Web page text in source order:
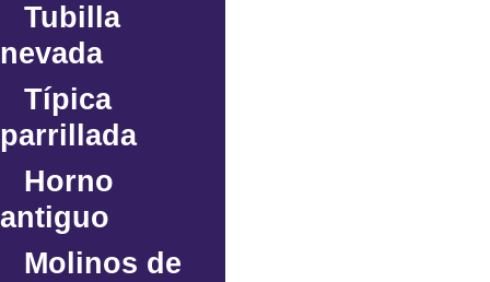
Tubilla
nevada
Típica
parrillada
Horno
antiguo
Molinos de